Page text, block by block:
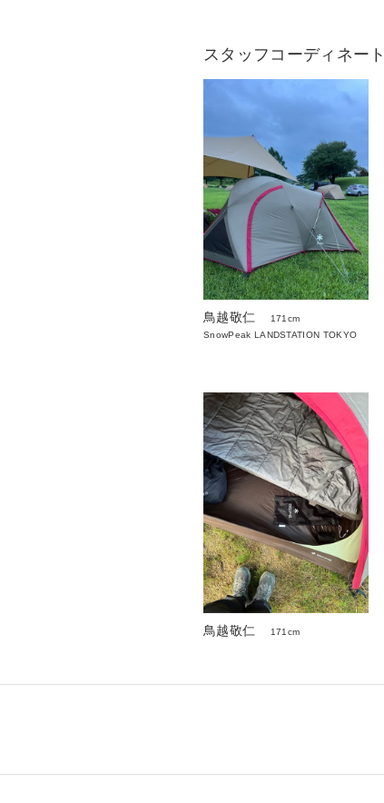
スタッフコーディネート
鳥越敬仁
171cm
SnowPeak LANDSTATION TOKYO
鳥越敬仁 171cm